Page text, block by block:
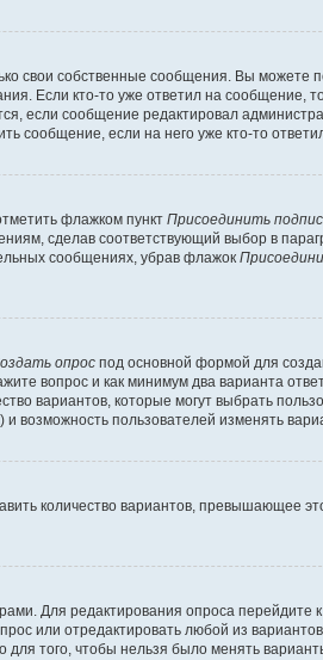
свои собственные сообщения. Вы можете
Если кто-то уже ответил на сообщение,
если сообщение редактировал
сообщение, если на него уже кто-то
флажком пункт Присоединить
сделав соответствующий выбор в
сообщениях, убрав флажок
опрос под основной формой для
вопрос и как минимум два варианта
вариантов, которые могут выбрать
пользователей изменять
количество вариантов, превышающее
Для редактирования опроса перейдите
или отредактировать любой из
того, чтобы нельзя было менять